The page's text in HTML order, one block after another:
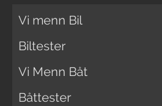
Vi menn Bil
Biltester
Vi Menn Båt
Båttester